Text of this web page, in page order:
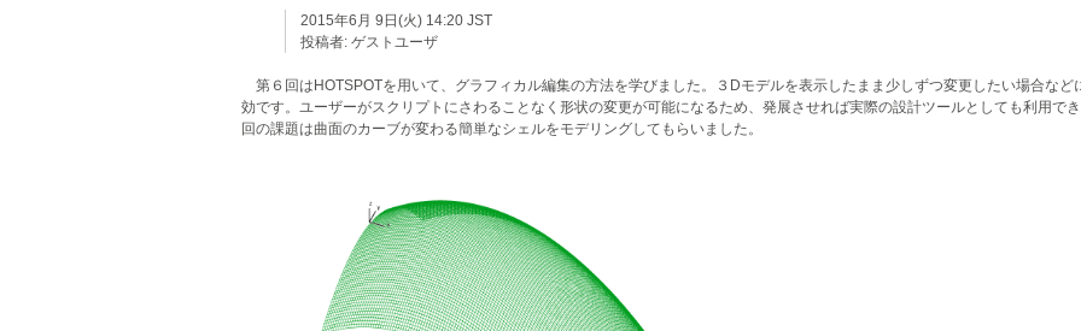
2015年6月 9日(火) 14:20 JST
投稿者: ゲストユーザ
第６回はHOTSPOTを用いて、グラフィカル編集の方法を学びました。３Dモデルを表示したまま少しずつ変更したい場合など
効です。ユーザーがスクリプトにさわることなく形状の変更が可能になるため、発展させれば実際の設計ツールとしても利用で
回の課題は曲面のカーブが変わる簡単なシェルをモデリングしてもらいました。